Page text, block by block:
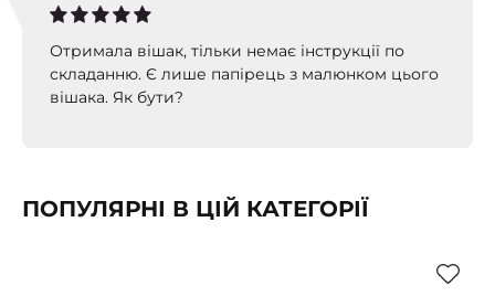
Отримала вішак, тільки немає інструкції по
складанню. Є лише папірець з малюнком цього
вішака. Як бути?
ПОПУЛЯРНІ В ЦІЙ КАТЕГОРІЇ